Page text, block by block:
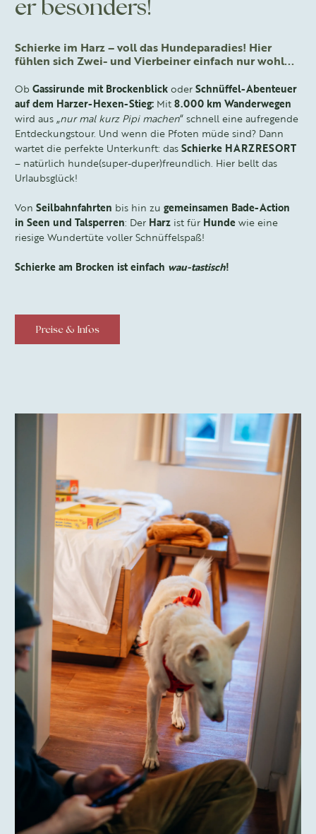
er besonders!
Schierke im Harz – voll das Hundeparadies! Hier
fühlen sich Zwei- und Vierbeiner einfach nur wohl...
Ob Gassirunde mit Brockenblick oder Schnüffel-Abenteuer
auf dem Harzer-Hexen-Stieg: Mit 8.000 km Wanderwegen
wird aus „nur mal kurz Pipi machen“ schnell eine aufregende
Entdeckungstour. Und wenn die Pfoten müde sind? Dann
wartet die perfekte Unterkunft: das Schierke HARZRESORT
– natürlich hunde(super-duper)freundlich. Hier bellt das
Urlaubsglück!
Von Seilbahnfahrten bis hin zu gemeinsamen Bade-Action
in Seen und Talsperren: Der Harz ist für Hunde wie eine
riesige Wundertüte voller Schnüffelspaß!
Schierke am Brocken ist einfach wau-tastisch!
Preise & Infos